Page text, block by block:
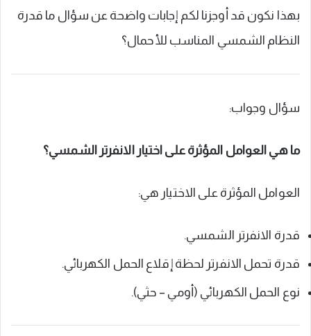
بهذا نكون قد أوجزنا لكم إجابات واضحة عن سؤال ما قدرة
النظام الشمسي المناسب للأحمال؟
سؤال وجواب:
ما هي العوامل المؤثرة على اختيار الانفرتر الشمسي؟
العوامل المؤثرة على الاختيار هي:
قدرة الانفرتر الشمسي.
قدرة تحمل الانفرتر لحظة إقلاع الحمل الكهربائي.
نوع الحمل الكهربائي (أومي – حثي).